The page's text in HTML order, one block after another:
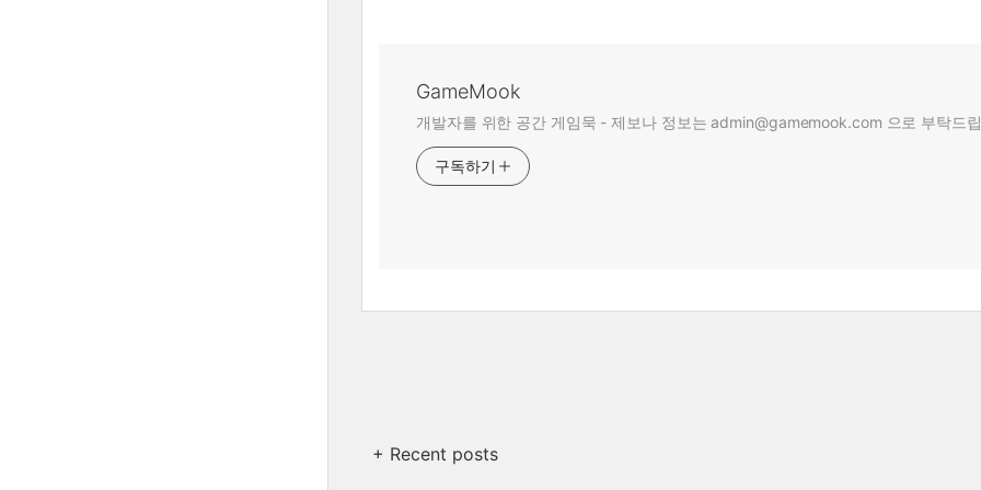
GameMook
개발자를 위한 공간 게임묵 - 제보나 정보는 admin@gamemook.com 으로 부탁드
구독하기
+ Recent posts